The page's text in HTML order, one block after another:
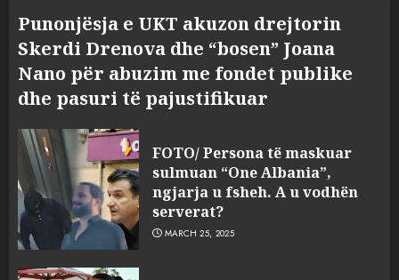
Punonjësja e UKT akuzon drejtorin
Skerdi Drenova dhe “bosen” Joana
Nano për abuzim me fondet publike
dhe pasuri të pajustifikuar
FOTO/ Persona të maskuar
sulmuan “One Albania”,
ngjarja u fsheh. A u vodhën
serverat?
MARCH 25, 2025